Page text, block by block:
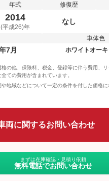
年式
2014
(平成26)年
修復歴
なし
7月
車体色
ホワイトオーキ
の他、保険料、税金、登録等に伴う費用、
ての費用が含まれています。
地域などについて一定の条件を付した価格に
両に関するお問い合わせ
まずは在庫確認・見積り依頼
無料電話でお問い合わせ